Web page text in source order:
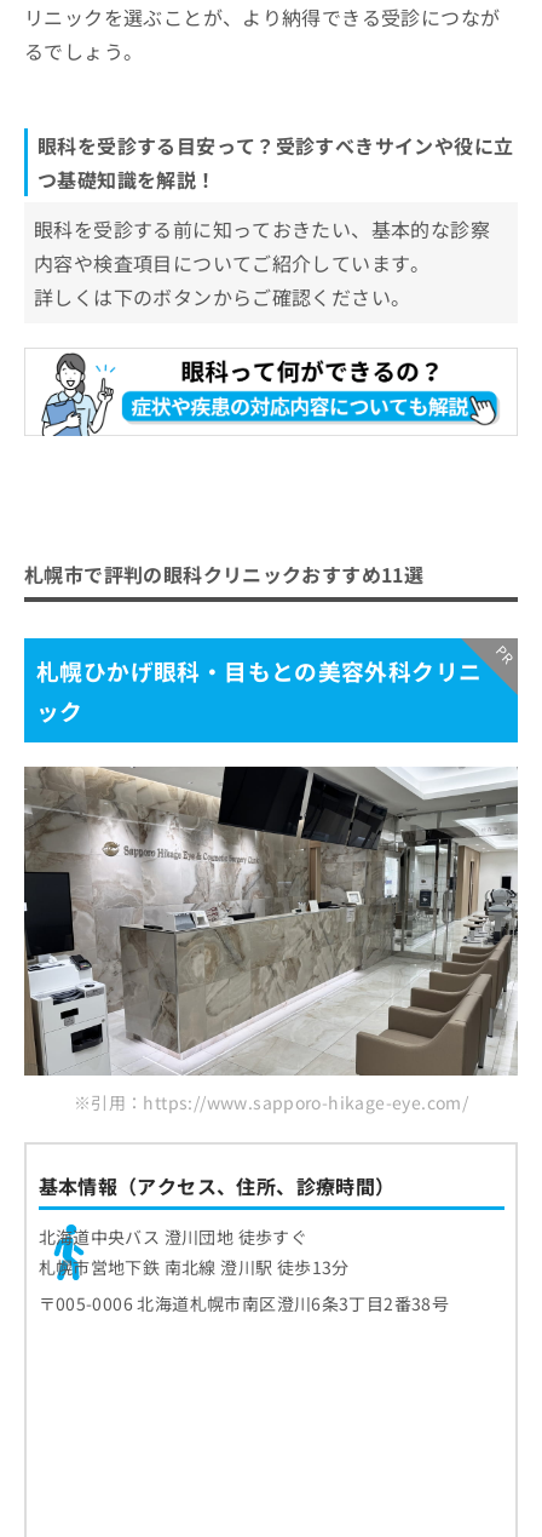
リニックを選ぶことが、より納得できる受診につなが
るでしょう。
眼科を受診する目安って？受診すべきサインや役に立
つ基礎知識を解説！
眼科を受診する前に知っておきたい、基本的な診察
内容や検査項目についてご紹介しています。
詳しくは下のボタンからご確認ください。
札幌市で評判の眼科クリニックおすすめ11選
札幌ひかげ眼科・目もとの美容外科クリニ
ック
※引用：https://www.sapporo-hikage-eye.com/
基本情報（アクセス、住所、診療時間）
北海道中央バス 澄川団地 徒歩すぐ
札幌市営地下鉄 南北線 澄川駅 徒歩13分
〒005-0006 北海道札幌市南区澄川6条3丁目2番38号